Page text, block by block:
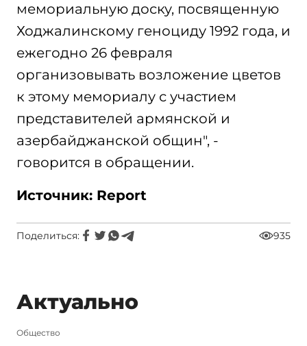
мемориальную доску, посвященную
Ходжалинскому геноциду 1992 года, и
ежегодно 26 февраля
организовывать возложение цветов
к этому мемориалу с участием
представителей армянской и
азербайджанской общин", -
говорится в обращении.
Источник: Report
Поделиться: 935
Актуально
Общество